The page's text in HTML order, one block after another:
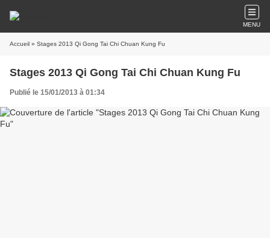
MENU
Accueil » Stages 2013 Qi Gong Tai Chi Chuan Kung Fu
Stages 2013 Qi Gong Tai Chi Chuan Kung Fu
Publié le 15/01/2013 à 01:34